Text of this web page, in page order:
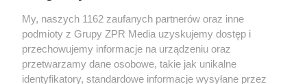
Żaden utwór zamieszczony w serwisie nie może być powielany i
rozpowszechniany lub dalej rozpowszechniany w jakikolwiek sposób (w
tym także elektroniczny lub mechaniczny) na jakimkolwiek polu
eksploatacji w jakiejkolwiek formie, włącznie z umieszczaniem w
Internecie bez pisemnej zgody właściciela praw. Jakiekolwiek użycie lub
wykorzystanie utworów w całości lub w części z naruszeniem prawa,
My, naszych 1162 zaufanych partnerów oraz inne
podmioty z Grupy ZPR Media uzyskujemy dostęp i
przechowujemy informacje na urządzeniu oraz
przetwarzamy dane osobowe, takie jak unikalne
identyfikatory, standardowe informacje wysyłane przez